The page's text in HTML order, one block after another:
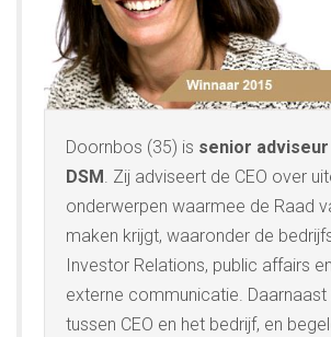
Doornbos (35) is senior adviseur
DSM . Zij adviseert de CEO over
onderwerpen waarmee de Raad
maken krijgt, waaronder de
Investor Relations, public affairs
externe communicatie. Daarnaast
tussen CEO en het bedrijf, en